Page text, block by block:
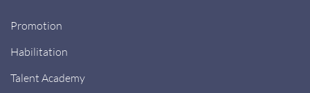
Promotion
Habilitation
Talent Academy